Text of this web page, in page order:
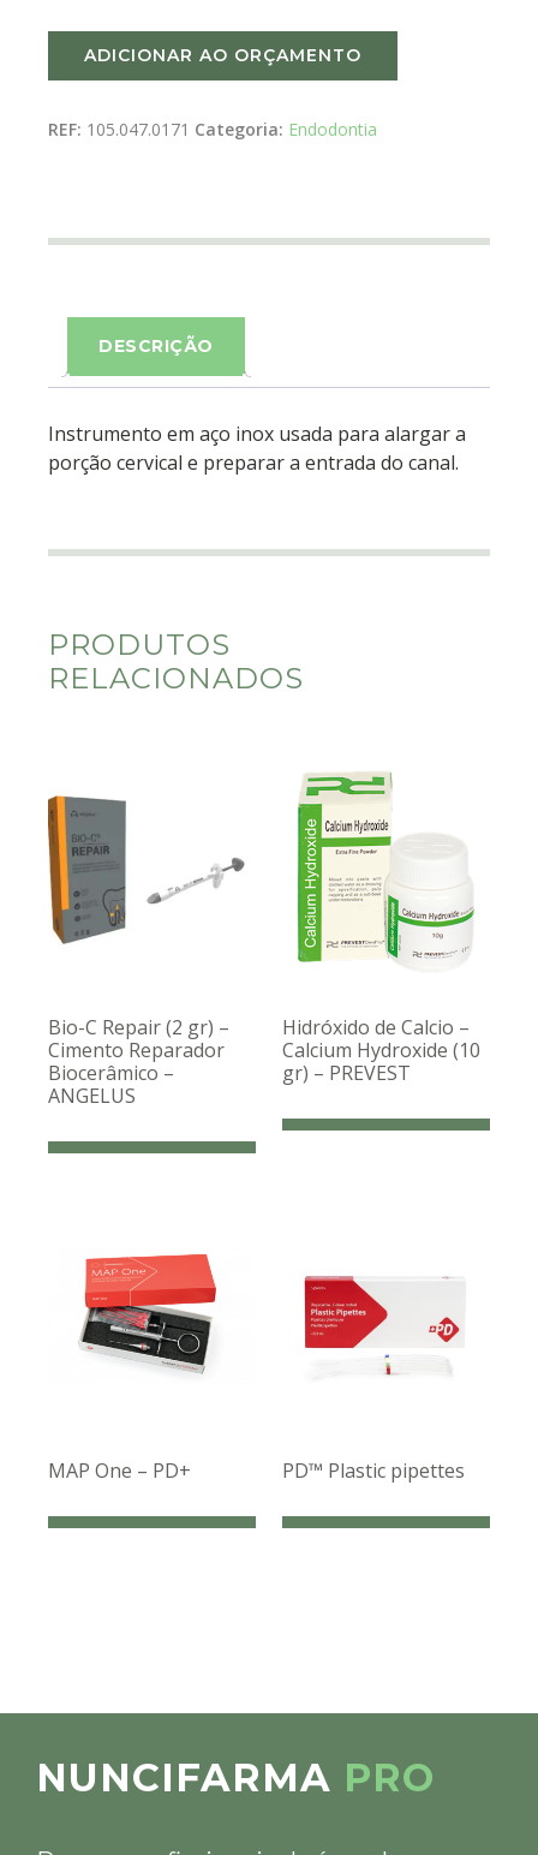
ADICIONAR AO ORÇAMENTO
REF: 105.047.0171 Categoria: Endodontia
DESCRIÇÃO
Instrumento em aço inox usada para alargar a
porção cervical e preparar a entrada do canal.
PRODUTOS
RELACIONADOS
Bio-C Repair (2 gr) –
Cimento Reparador
Biocerâmico –
ANGELUS
Hidróxido de Calcio –
Calcium Hydroxide (10
gr) – PREVEST
MAP One – PD+ PD™ Plastic pipettes
NUNCIFARMA PRO